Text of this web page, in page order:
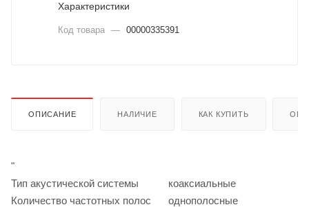
Характеристики
Код товара — 00000335391
ОПИСАНИЕ НАЛИЧИЕ КАК КУПИТЬ
"
Тип акустической системы
коаксиальные
Количество частотных полос
однополосные